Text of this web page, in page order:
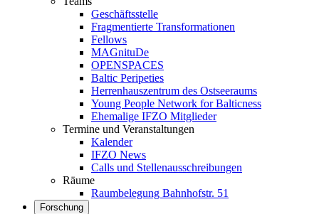
Geschäftsstelle
Fragmentierte Transformationen
Fellows
MAGnituDe
OPENSPACES
Baltic Peripeties
Herrenhauszentrum des Ostseeraums
Young People Network for Balticness
Ehemalige IFZO Mitglieder
Termine und Veranstaltungen
Kalender
IFZO News
Calls und Stellenausschreibungen
Räume
Raumbelegung Bahnhofstr. 51
Forschung